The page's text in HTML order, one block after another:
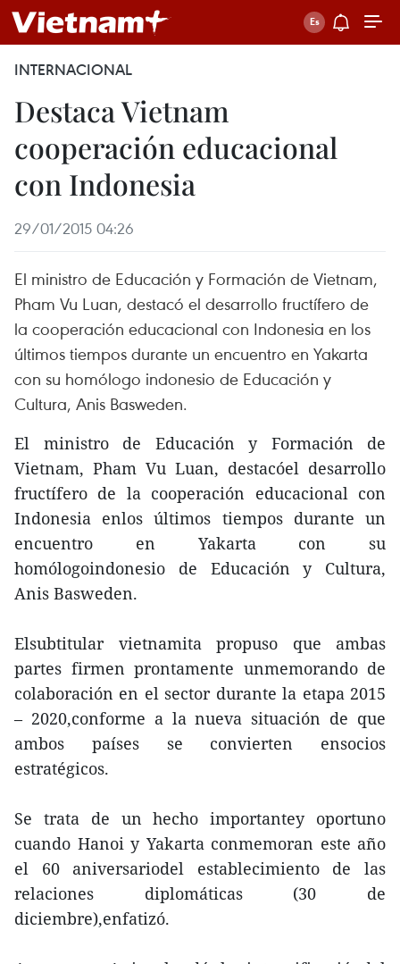
INTERNACIONAL
Destaca Vietnam
cooperación educacional
con Indonesia
29/01/2015 04:26
El ministro de Educación y Formación de Vietnam,
Pham Vu Luan, destacó el desarrollo fructífero de
la cooperación educacional con Indonesia en los
últimos tiempos durante un encuentro en Yakarta
con su homólogo indonesio de Educación y
Cultura, Anis Basweden.
El ministro de Educación y Formación de
Vietnam, Pham Vu Luan, destacóel desarrollo
fructífero de la cooperación educacional con
Indonesia enlos últimos tiempos durante un
encuentro en Yakarta con su
homólogoindonesio de Educación y Cultura,
Anis Basweden.
Elsubtitular vietnamita propuso que ambas
partes firmen prontamente unmemorando de
colaboración en el sector durante la etapa 2015
– 2020,conforme a la nueva situación de que
ambos países se convierten ensocios
estratégicos.
Se trata de un hecho importantey oportuno
cuando Hanoi y Yakarta conmemoran este año
el 60 aniversariodel establecimiento de las
relaciones diplomáticas (30 de
diciembre),enfatizó.